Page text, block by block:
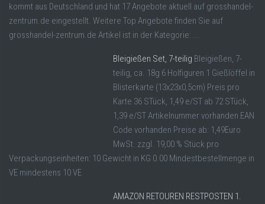
kommt aus Deutschland und hat 17 Angebote aktuell auf grosshandel-
zentrum.de eingestellt. Weitere Top Angebote finden Sie auf
grosshandel-zentrum.de Artikel ist in der Kategorie: ...
Bleigießen Set, 7-teilig Bleigießen, 7-
teilig, ca. 18g 6 Holfiguren 1 Gießlöffel in
Blisterkarte (13x23x0,5cm) Preis pro
Karte 36 STück, 1,49 e/ST ab 72 STück,
1,39 e/ST Artikelnummer vorhanden EAN
Code vorhanden Preise ab: 1,49Euro
MwSt. zzgl. 19,00 % Stück pro
Verpackungseinheiten: 10 Gewicht in KG 0.00 Mindestbestellmenge in
VE mindestens 10 VE
AMAZON RETOUREN RESTPOSTEN 1.